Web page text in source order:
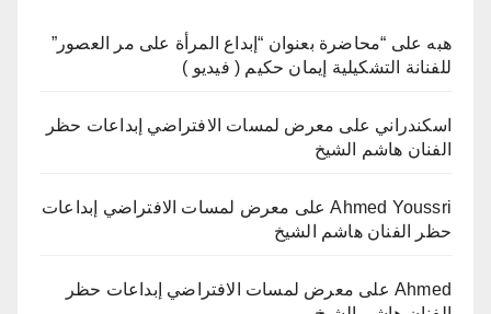
هبه على “محاضرة بعنوان “إبداع المرأة على مر العصور”
للفنانة التشكيلية إيمان حكيم ( فيديو )
اسكندراني على معرض لمسات الافتراضي إبداعات حظر
الفنان هاشم الشيخ
Ahmed Youssriعلى معرض لمسات الافتراضي إبداعات
حظر الفنان هاشم الشيخ
Ahmed على معرض لمسات الافتراضي إبداعات حظر